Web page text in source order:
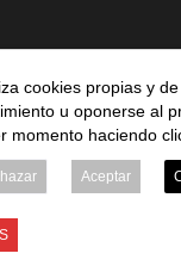
privacidad|Aviso legal
cookies propias y
u oponerse al
momento haciendo
Aceptar